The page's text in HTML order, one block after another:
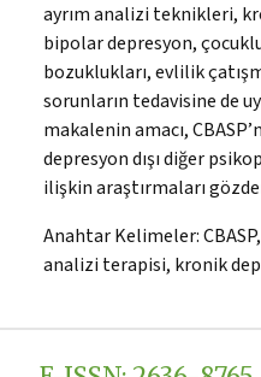
ayrım analizi teknikleri,
bipolar depresyon,
bozuklukları, evlilik
sorunların tedavisine de
makalenin amacı,
depresyon dışı diğer
ilişkin araştırmaları
Anahtar Kelimeler:
analizi terapisi, kronik